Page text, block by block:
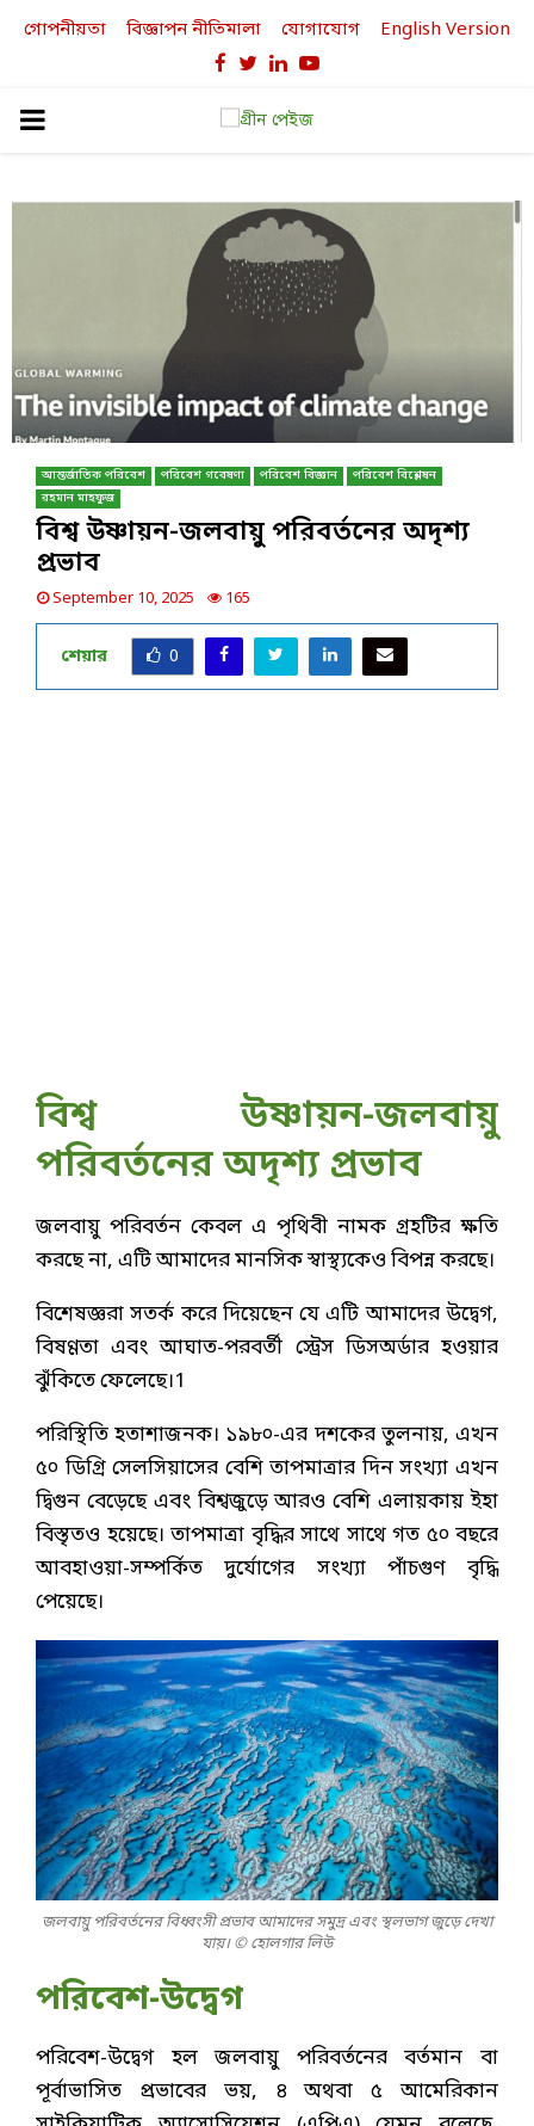
গোপনীয়তা বিজ্ঞাপন নীতিমালা যোগাযোগ English Version
Facebook
TwitterLinkedinYoutube
PRIMARY
আন্তর্জাতিক পরিবেশ পরিবেশ গবেষণা পরিবেশ বিজ্ঞান
পরিবেশ বিশ্লেষন
রহমান মাহফুজ
বিশ্ব উষ্ণায়ন-জলবায়ু পরিবর্তনের অদৃশ্য
প্রভাব
September 10, 2025 165
শেয়ার 0
বিশ্ব উষ্ণায়ন-জলবায়ু
পরিবর্তনের অদৃশ্য প্রভাব
জলবায়ু পরিবর্তন কেবল এ পৃথিবী নামক গ্রহটির ক্ষতি
করছে না, এটি আমাদের মানসিক স্বাস্থ্যকেও বিপন্ন করছে।
বিশেষজ্ঞরা সতর্ক করে দিয়েছেন যে এটি আমাদের উদ্বেগ,
বিষণ্ণতা এবং আঘাত-পরবর্তী স্ট্রেস ডিসঅর্ডার হওয়ার
ঝুঁকিতে ফেলেছে।1
পরিস্থিতি হতাশাজনক। ১৯৮০-এর দশকের তুলনায়, এখন
৫০ ডিগ্রি সেলসিয়াসের বেশি তাপমাত্রার দিন সংখ্যা এখন
দ্বিগুন বেড়েছে এবং বিশ্বজুড়ে আরও বেশি এলায়কায় ইহা
বিস্তৃতও হয়েছে। তাপমাত্রা বৃদ্ধির সাথে সাথে গত ৫০ বছরে
আবহাওয়া-সম্পর্কিত দুর্যোগের সংখ্যা পাঁচগুণ বৃদ্ধি
পেয়েছে।
জলবায়ু পরিবর্তনের বিধ্বংসী প্রভাব আমাদের সমুদ্র এবং স্থলভাগ জুড়ে দেখা
যায়। © হোলগার লিউ
পরিবেশ-উদ্বেগ
পরিবেশ-উদ্বেগ হল জলবায়ু পরিবর্তনের বর্তমান বা
পূর্বাভাসিত প্রভাবের ভয়, ৪ অথবা ৫ আমেরিকান